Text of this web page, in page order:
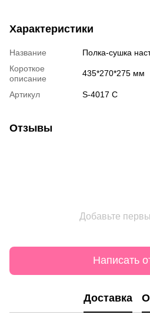
Характеристики
Название
Полка-сушка
Короткое
описание
435*270*275 мм
Артикул S-4017 С
Отзывы
Добавьте
Написать
Доставка